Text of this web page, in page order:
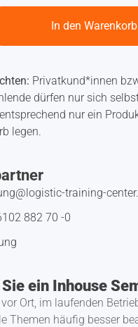
In den Warenkorb
Privatkund*innen
dürfen nur sich
nur ein
legen.
training-
882 70 -0
ein Inhouse
Ort, im laufenden
Themen häufig besser